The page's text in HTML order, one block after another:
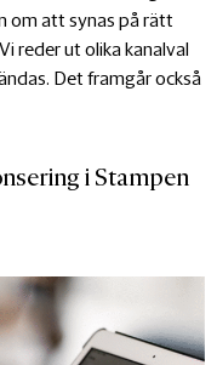
om att synas på rätt
reder ut olika kanalval
Det framgår också
i Stampen